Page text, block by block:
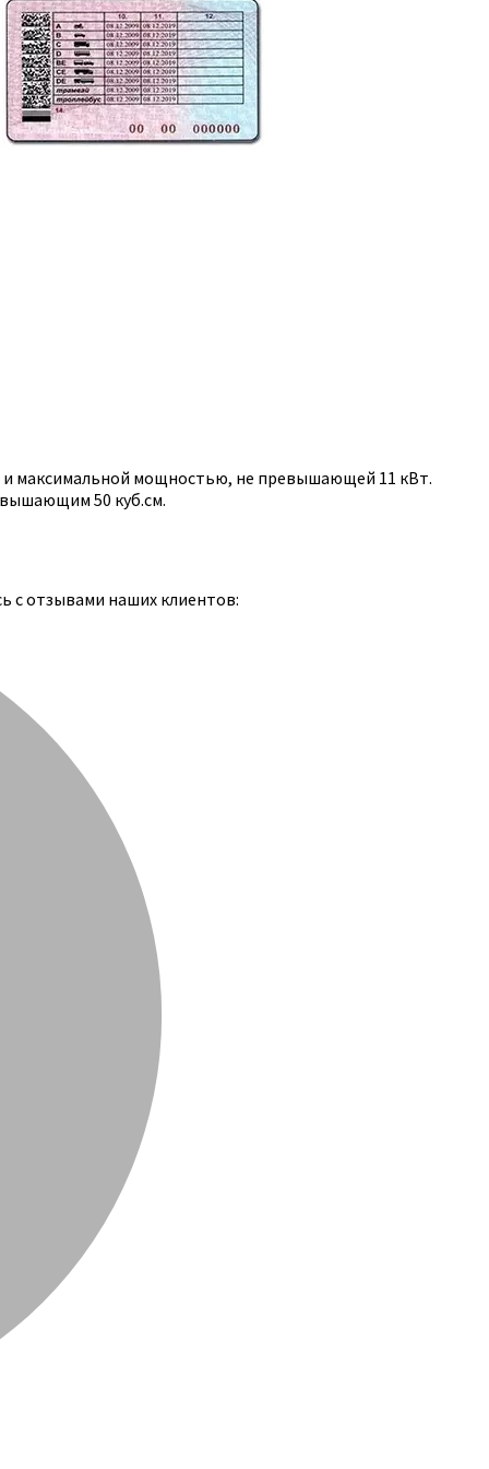
максимальной мощностью, не превышающей 11 кВт.
50 куб.см.
с отзывами наших клиентов: